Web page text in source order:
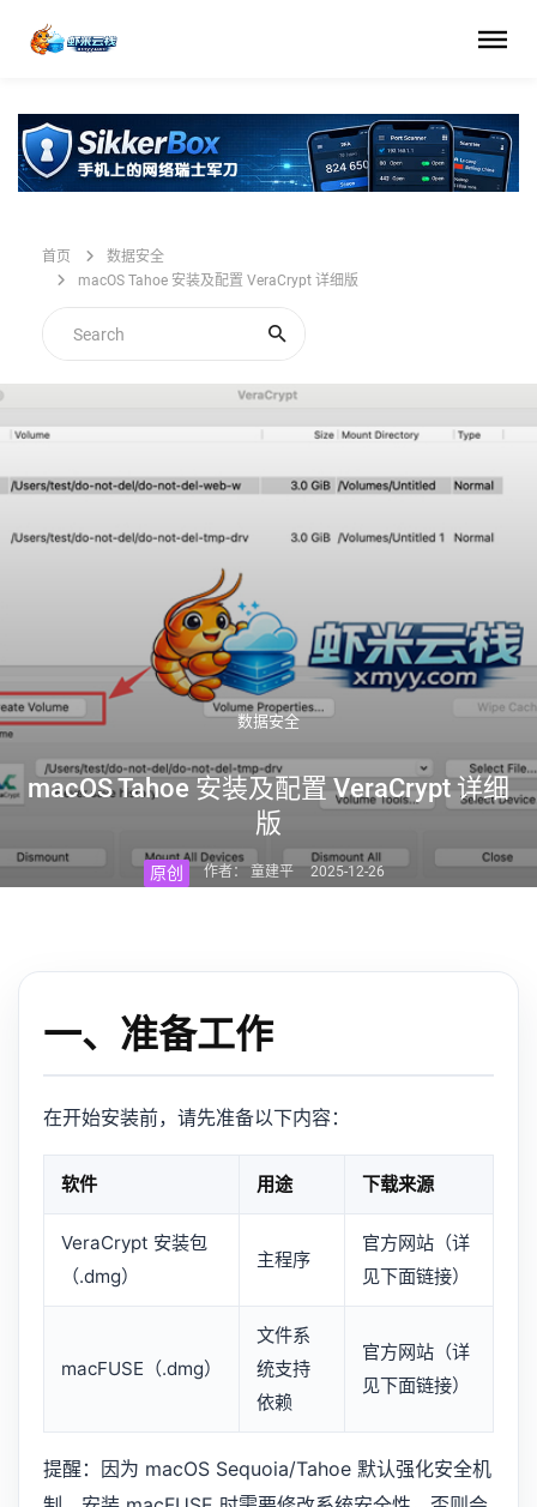
首页
数据安全
macOS Tahoe 安装及配置 VeraCrypt 详细版
数据安全
macOS Tahoe 安装及配置 VeraCrypt 详细
版
原创 作者： 童建平 2025-12-26
一、准备工作
在开始安装前，请先准备以下内容：
软件 用途 下载来源
VeraCrypt 安装包
（.dmg）
主程序
官方网站（详
见下面链接）
macFUSE（.dmg）
文件系
统支持
依赖
官方网站（详
见下面链接）
提醒：因为 macOS Sequoia/Tahoe 默认强化安全机